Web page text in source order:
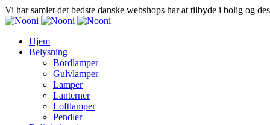
Vi har samlet det bedste danske webshops har at tilbyde i bolig og
Hjem
Belysning
Bordlamper
Gulvlamper
Lamper
Lanterner
Loftlamper
Pendler